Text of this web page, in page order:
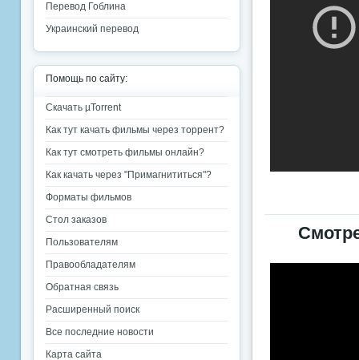
Перевод Гоблина
Украинский перевод
Помощь по сайту:
Скачать µTorrent
Как тут качать фильмы через торрент?
Как тут смотреть фильмы онлайн?
Как качать через "Примагнититься"?
Форматы фильмов
Стол заказов
Пользователям
Правообладателям
Обратная связь
Расширенный поиск
Все последние новости
Карта сайта